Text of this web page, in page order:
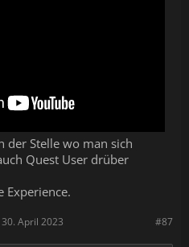
der Stelle wo man sich
Quest User drüber
Experience.
#87
30. April 2023